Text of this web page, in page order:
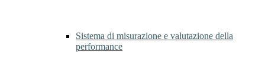
Sistema di misurazione e valutazione della
performance